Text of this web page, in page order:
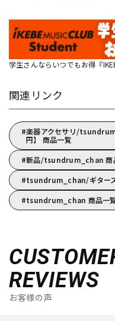
学生さんならいつでもお得『
関連リンク
楽器アクセサリ/
円】 商品一覧
新品/tsundrum_chan 商
tsundrum_chan/ギター
tsundrum_chan 商品一
REVIEWS
お客様の声